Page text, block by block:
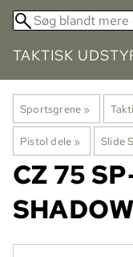
TAKTISK
Sportsgrene ‪»
Pistol dele ‪» Slide
CZ 75